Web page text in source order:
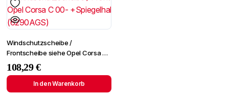
Windschutzscheibe /
Frontscheibe siehe Opel Corsa C
00- +Spiegelhalter (6290AGS)
108,29€
In den Warenkorb